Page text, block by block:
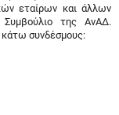
εταίρων και άλλων
Συμβούλιο της ΑνΑΔ.
συνδέσμους: